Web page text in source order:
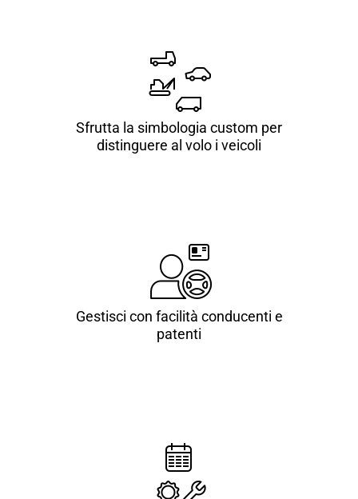
Sfrutta la simbologia custom per
distinguere al volo i veicoli
Gestisci con facilità conducenti e
patenti